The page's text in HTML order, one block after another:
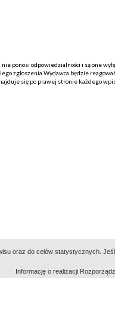
ponosi odpowiedzialności i są one
zgłoszenia Wydawca będzie
się po prawej stronie każdego
tematyczny miejsc
oraz do celów statystycznych.
Informację o realizacji